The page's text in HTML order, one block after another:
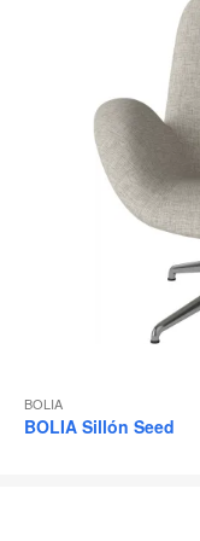
BOLIA
BOLIA Sillón Seed